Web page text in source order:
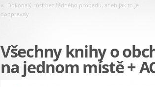
« Dokonalý růst bez žádného propadu, aneb jak to je
doopravdy
Všechny knihy o
na jednom místě +